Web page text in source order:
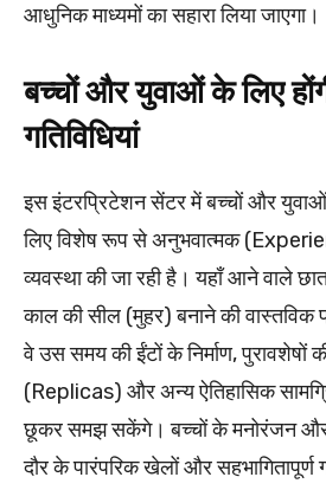
आधुनिक माध्यमों का सहारा लिया जाएगा।
बच्चों और युवाओं के लिए
गतिविधियां
इस इंटरप्रिटेशन सेंटर में बच्चों और
लिए विशेष रूप से अनुभवात्मक
व्यवस्था की जा रही है। यहाँ आने वाले
काल की सील (मुहर) बनाने की
वे उस समय की ईंटों के निर्माण, पुरावशेषों
(Replicas) और अन्य ऐतिहासिक
छूकर समझ सकेंगे। बच्चों के मनोरंजन और
दौर के पारंपरिक खेलों और सहभागितापूर्ण